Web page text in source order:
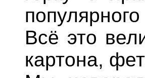
Всё это
картона,